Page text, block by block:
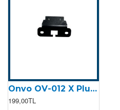
Onvo OV-012 X Plus (2023) Arka Stop Demiri
199,00TL